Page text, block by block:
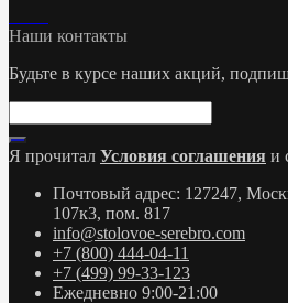
Наши контакты
Будьте в курсе наших акций,
Я прочитал Условия соглашения и
Почтовый адрес: 127247,
107к3, пом. 817
info@stolovoe-serebro.com
+7 (800) 444-04-11
+7 (499) 99-33-123
Ежедневно 9:00-21:00